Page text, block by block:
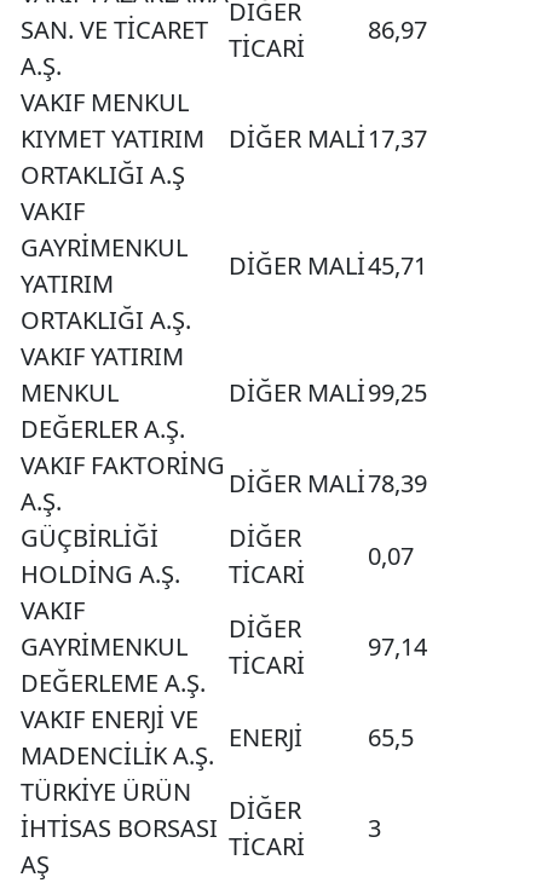
SAN. VE TİCARET
A.Ş.
DİĞER
TİCARİ
86,97
VAKIF MENKUL
KIYMET YATIRIM
ORTAKLIĞI A.Ş
DİĞER MALİ17,37
VAKIF
GAYRİMENKUL
YATIRIM
ORTAKLIĞI A.Ş.
DİĞER MALİ45,71
VAKIF YATIRIM
MENKUL
DEĞERLER A.Ş.
DİĞER MALİ99,25
VAKIF FAKTORİNG
A.Ş.
DİĞER MALİ78,39
GÜÇBİRLİĞİ
HOLDİNG A.Ş.
DİĞER
TİCARİ
0,07
VAKIF
GAYRİMENKUL
DEĞERLEME A.Ş.
DİĞER
TİCARİ
97,14
VAKIF ENERJİ VE
MADENCİLİK A.Ş.
ENERJİ
65,5
TÜRKİYE ÜRÜN
İHTİSAS BORSASI
AŞ
DİĞER
TİCARİ
3